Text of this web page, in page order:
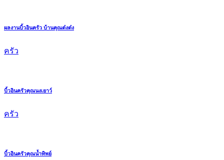
ผลงานบิ้วอินครัว บ้านคุณต๋งต๋ง
ครัว
บิ้วอินครัวคุณนงเยาว์
ครัว
บิ้วอินครัวคุณน้ำทิพย์